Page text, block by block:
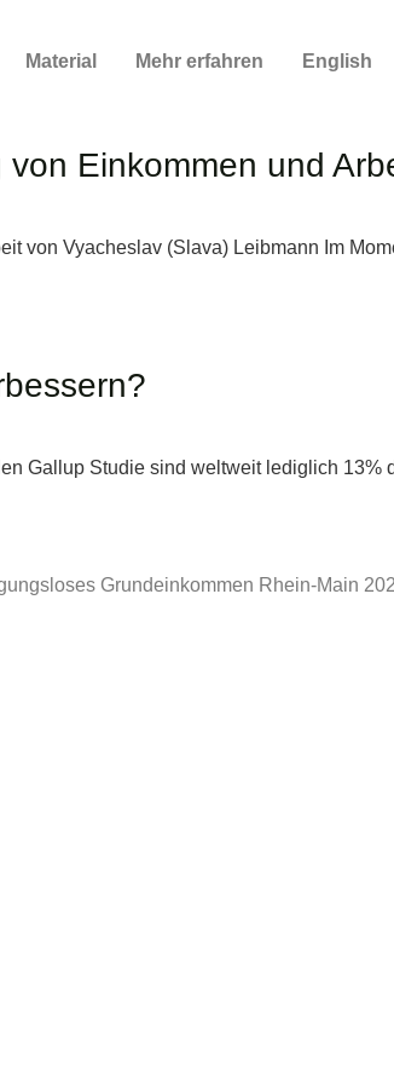
Material Mehr erfahren English
Einkommen und
von Vyacheslav (Slava) Leibmann Im
Gallup Studie sind weltweit lediglich 13%
Grundeinkommen Rhein-Main